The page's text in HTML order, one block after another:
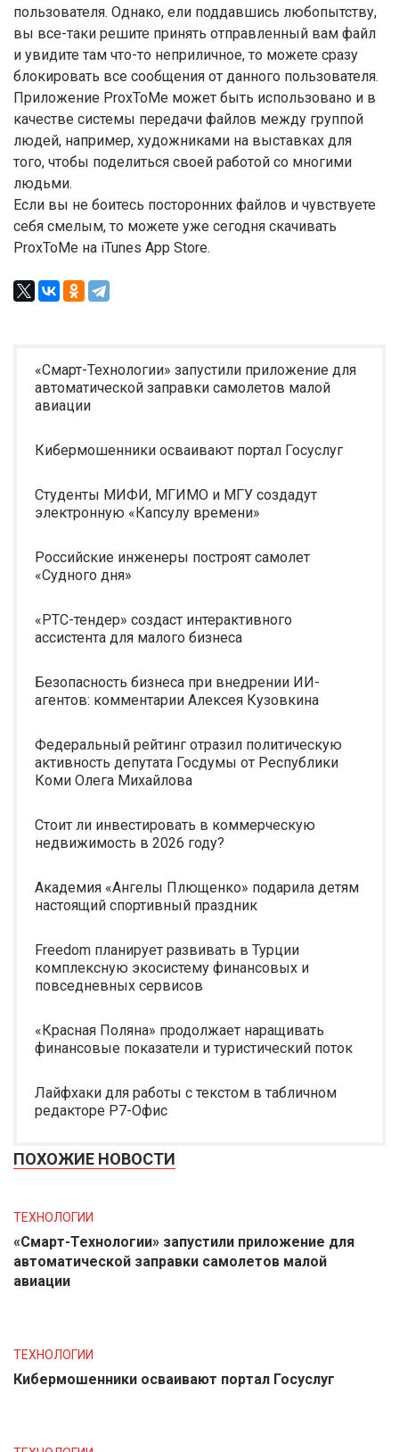
пользователя. Однако, ели поддавшись любопытству,
вы все-таки решите принять отправленный вам файл
и увидите там что-то неприличное, то можете сразу
блокировать все сообщения от данного пользователя.
Приложение ProxToMe может быть использовано и в
качестве системы передачи файлов между группой
людей, например, художниками на выставках для
того, чтобы поделиться своей работой со многими
людьми.
Если вы не боитесь посторонних файлов и чувствуете
себя смелым, то можете уже сегодня скачивать
ProxToMe на iTunes App Store.
«Смарт-Технологии» запустили приложение для
автоматической заправки самолетов малой
авиации
Кибермошенники осваивают портал Госуслуг
Студенты МИФИ, МГИМО и МГУ создадут
электронную «Капсулу времени»
Российские инженеры построят самолет
«Судного дня»
«РТС-тендер» создаст интерактивного
ассистента для малого бизнеса
Безопасность бизнеса при внедрении ИИ-
агентов: комментарии Алексея Кузовкина
Федеральный рейтинг отразил политическую
активность депутата Госдумы от Республики
Коми Олега Михайлова
Стоит ли инвестировать в коммерческую
недвижимость в 2026 году?
Академия «Ангелы Плющенко» подарила детям
настоящий спортивный праздник
Freedom планирует развивать в Турции
комплексную экосистему финансовых и
повседневных сервисов
«Красная Поляна» продолжает наращивать
финансовые показатели и туристический поток
Лайфхаки для работы с текстом в табличном
редакторе Р7-Офис
ПОХОЖИЕ НОВОСТИ
ТЕХНОЛОГИИ
«Смарт-Технологии» запустили приложение для
автоматической заправки самолетов малой
авиации
ТЕХНОЛОГИИ
Кибермошенники осваивают портал Госуслуг